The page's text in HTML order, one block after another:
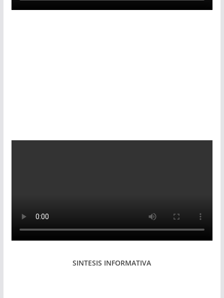
SINTESIS INFORMATIVA